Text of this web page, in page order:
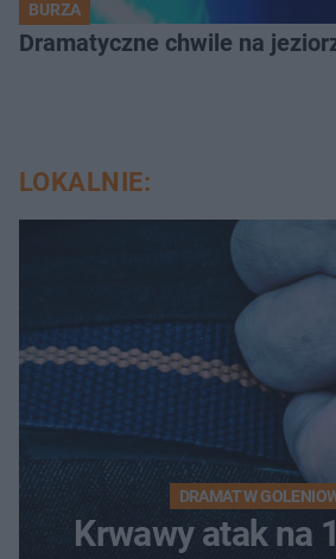
BURZA
Dramatyczne chwile na
LOKALNIE:
DRAMAT W
Krwawy atak na